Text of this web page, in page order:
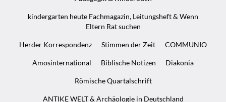
kindergarten heute Fachmagazin, Leitungsheft & Wenn
Eltern Rat suchen
Herder Korrespondenz Stimmen der Zeit COMMUNIO
Amosinternational Biblische Notizen Diakonia
Römische Quartalschrift
ANTIKE WELT & Archäologie in Deutschland